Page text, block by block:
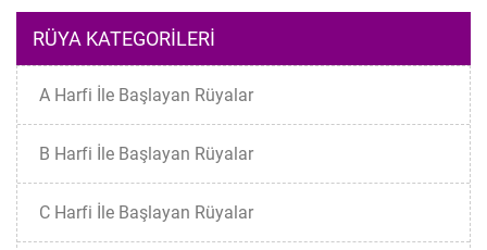
RÜYA KATEGORILERI
A Harfi İle Başlayan Rüyalar
B Harfi İle Başlayan Rüyalar
C Harfi İle Başlayan Rüyalar